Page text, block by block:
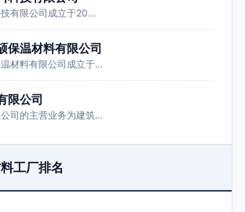
有限公司成立于20…
保温材料有限公司
材料有限公司成立于…
限公司
司的主营业务为建筑…
工厂排名